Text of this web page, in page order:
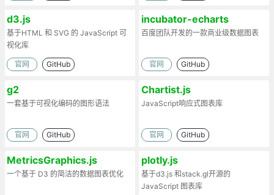
d3.js
基于HTML 和 SVG 的 JavaScript 可
视化库
官网 GitHub
incubator-echarts
百度团队开发的一款商业级数据图表
官网 GitHub
g2
一套基于可视化编码的图形语法
官网 GitHub
Chartist.js
JavaScript响应式图表库
官网 GitHub
MetricsGraphics.js
一个基于 D3 的简洁的数据图表优化
plotly.js
基于d3.js 和stack.gl开源的
JavaScript 图表库